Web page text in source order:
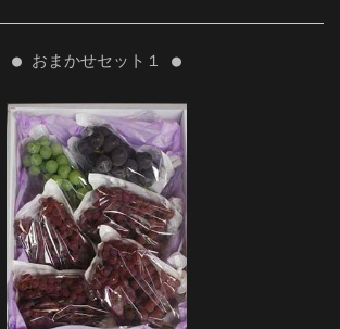
● おまかせセット１ ●